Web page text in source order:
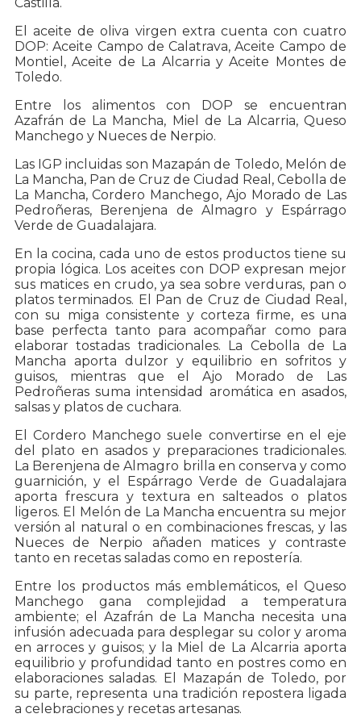
El aceite de oliva virgen extra cuenta con cuatro
DOP: Aceite Campo de Calatrava, Aceite Campo de
Montiel, Aceite de La Alcarria y Aceite Montes de
Toledo.
Entre los alimentos con DOP se encuentran
Azafrán de La Mancha, Miel de La Alcarria, Queso
Manchego y Nueces de Nerpio.
Las IGP incluidas son Mazapán de Toledo, Melón de
La Mancha, Pan de Cruz de Ciudad Real, Cebolla de
La Mancha, Cordero Manchego, Ajo Morado de Las
Pedroñeras, Berenjena de Almagro y Espárrago
Verde de Guadalajara.
En la cocina, cada uno de estos productos tiene su
propia lógica. Los aceites con DOP expresan mejor
sus matices en crudo, ya sea sobre verduras, pan o
platos terminados. El Pan de Cruz de Ciudad Real,
con su miga consistente y corteza firme, es una
base perfecta tanto para acompañar como para
elaborar tostadas tradicionales. La Cebolla de La
Mancha aporta dulzor y equilibrio en sofritos y
guisos, mientras que el Ajo Morado de Las
Pedroñeras suma intensidad aromática en asados,
salsas y platos de cuchara.
El Cordero Manchego suele convertirse en el eje
del plato en asados y preparaciones tradicionales.
La Berenjena de Almagro brilla en conserva y como
guarnición, y el Espárrago Verde de Guadalajara
aporta frescura y textura en salteados o platos
ligeros. El Melón de La Mancha encuentra su mejor
versión al natural o en combinaciones frescas, y las
Nueces de Nerpio añaden matices y contraste
tanto en recetas saladas como en repostería.
Entre los productos más emblemáticos, el Queso
Manchego gana complejidad a temperatura
ambiente; el Azafrán de La Mancha necesita una
infusión adecuada para desplegar su color y aroma
en arroces y guisos; y la Miel de La Alcarria aporta
equilibrio y profundidad tanto en postres como en
elaboraciones saladas. El Mazapán de Toledo, por
su parte, representa una tradición repostera ligada
a celebraciones y recetas artesanas.